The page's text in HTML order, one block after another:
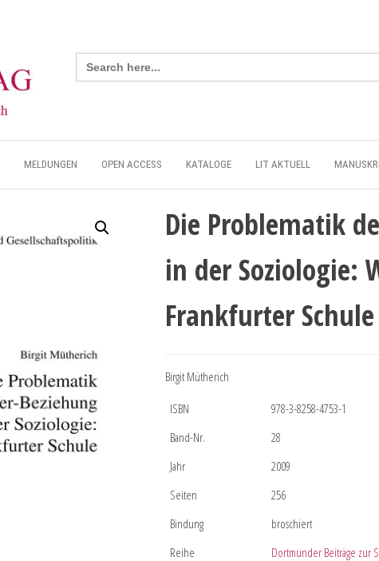
Search
for:
MELDUNGEN OPEN ACCESS KATALOGE LIT AKTUELL
Die Problematik
in der Soziologie:
Frankfurter Schule
Birgit Mütherich
ISBN
978-3-8258-4753-1
Band-Nr.
28
Jahr
2009
Seiten
256
Bindung
broschiert
Reihe
Dortmunder Beiträge zur